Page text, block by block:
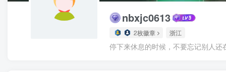
nbxjc0613
2枚徽章 浙江
停下来休息的时候，不要忘记别人还